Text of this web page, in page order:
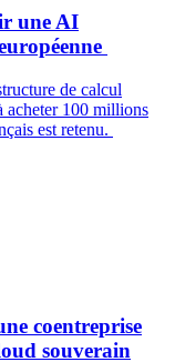
une AI
de calcul
acheter 100 millions
est retenu.
coentreprise
souverain